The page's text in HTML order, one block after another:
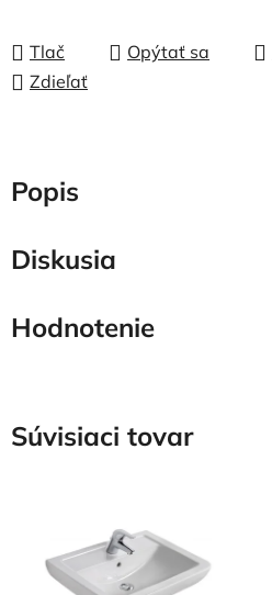
Tlač Opýtať sa
Zdieľať
Popis
Diskusia
Hodnotenie
Súvisiaci tovar